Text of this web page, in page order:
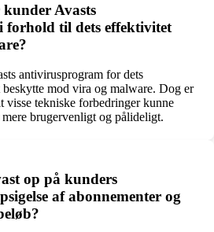
Avasts
til dets effektivitet
antivirusprogram for dets
mod vira og malware. Dog er
visse tekniske forbedringer kunne
brugervenligt og pålideligt.
op på kunders
af abonnementer og